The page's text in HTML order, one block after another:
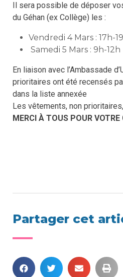
Il sera possible de déposer
du Géhan (ex Collège) les :
Vendredi 4 Mars : 17h-
Samedi 5 Mars : 9h-12h
En liaison avec l’Ambassade
prioritaires ont été recensés
dans la liste annexée
Les vêtements, non
MERCI À TOUS POUR VOTRE
Partager cet